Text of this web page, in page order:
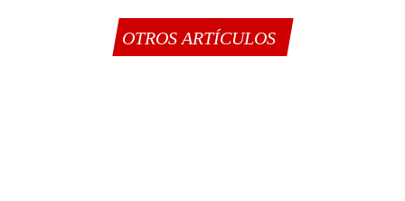
OTROS ARTÍCULOS